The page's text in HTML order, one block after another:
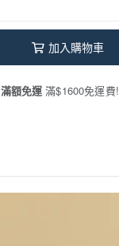
加入購物車
滿額免運滿$1600免運費!